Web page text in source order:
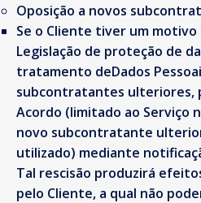
Oposição a novos
Se o Cliente tiver um
Legislação de proteção de
tratamento deDados
subcontratantes ulteriores,
Acordo (limitado ao Serviço
novo subcontratante
utilizado) mediante
Tal rescisão produzirá
pelo Cliente, a qual não